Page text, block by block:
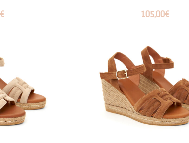
€ 105,00€